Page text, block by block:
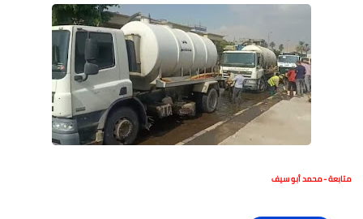
متابعة - محمد أبو سيف